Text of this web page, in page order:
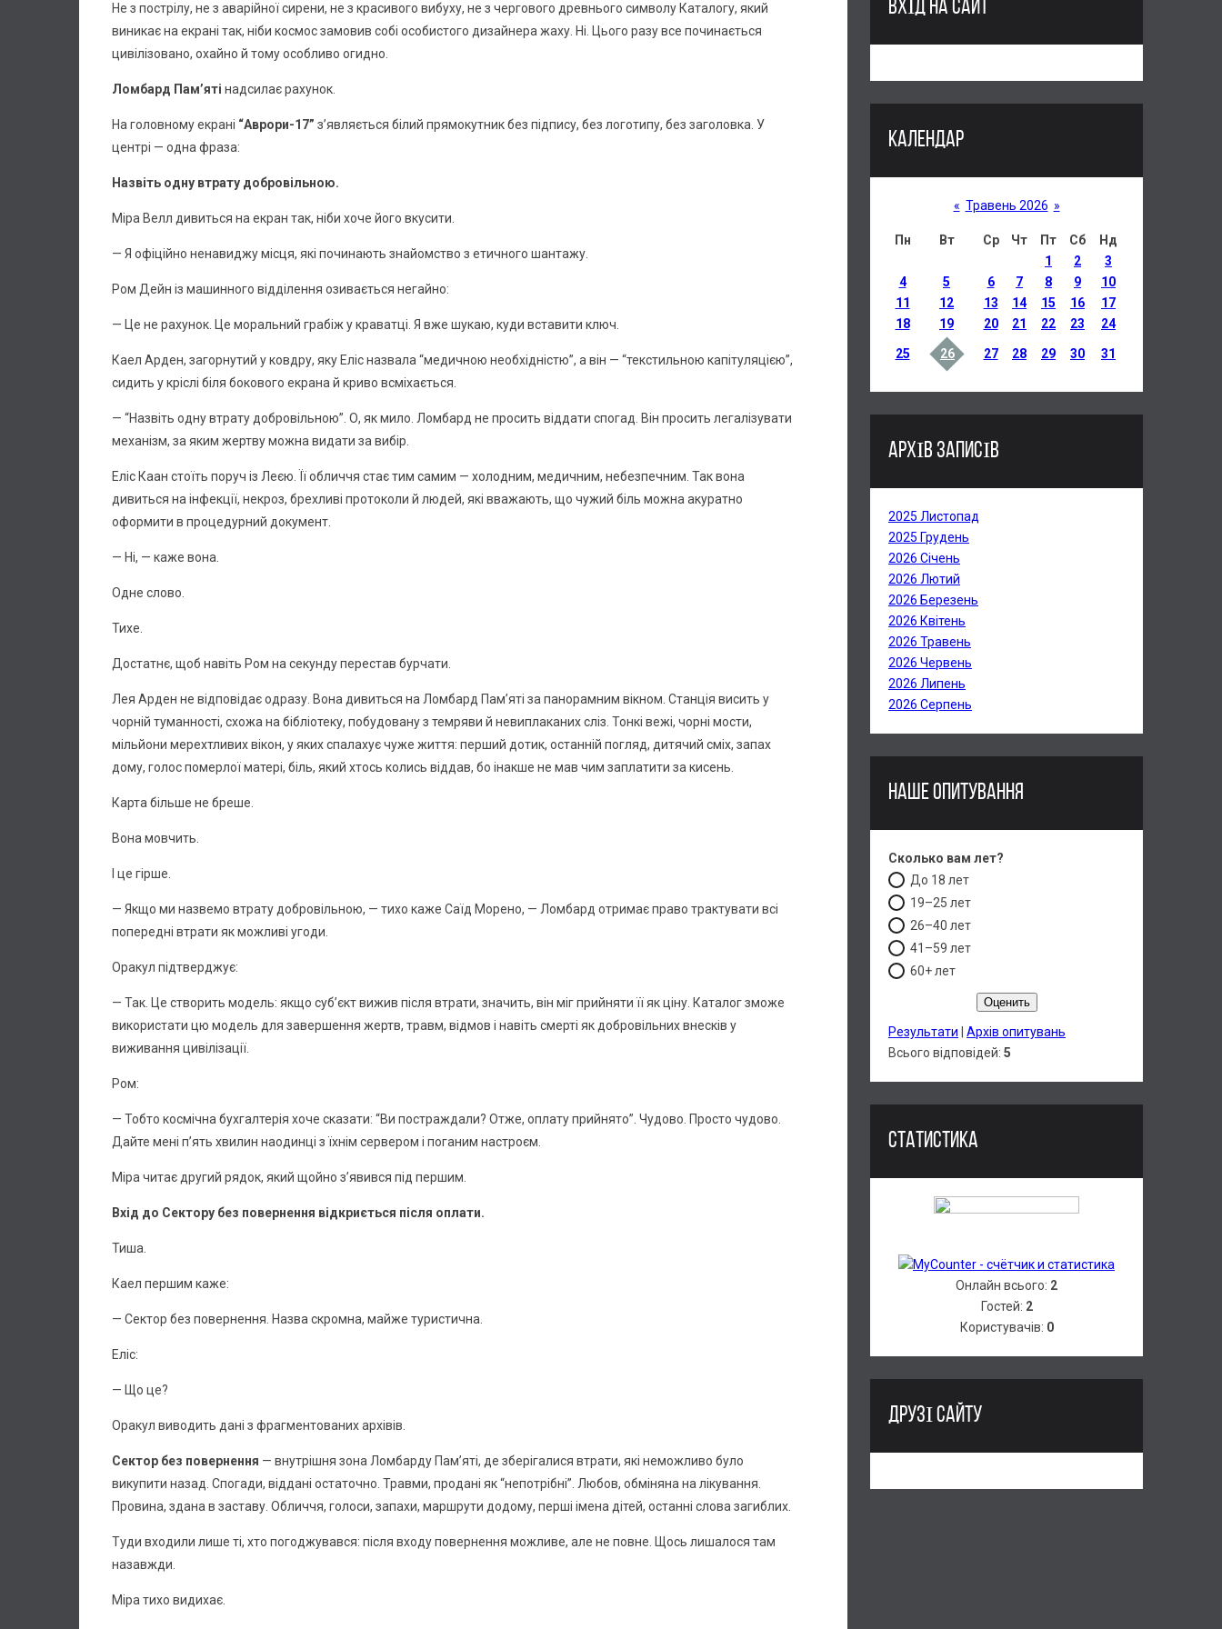
Не з пострілу, не з аварійної сирени, не з красивого вибуху, не з чергового древнього символу Каталогу, який
виникає на екрані так, ніби космос замовив собі особистого дизайнера жаху. Ні. Цього разу все починається
цивілізовано, охайно й тому особливо огидно.
Ломбард Пам’яті надсилає рахунок.
На головному екрані “Аврори-17” з’являється білий прямокутник без підпису, без логотипу, без заголовка. У
центрі — одна фраза:
Назвіть одну втрату добровільною.
Міра Велл дивиться на екран так, ніби хоче його вкусити.
— Я офіційно ненавиджу місця, які починають знайомство з етичного шантажу.
Ром Дейн із машинного відділення озивається негайно:
— Це не рахунок. Це моральний грабіж у краватці. Я вже шукаю, куди вставити ключ.
Каел Арден, загорнутий у ковдру, яку Еліс назвала “медичною необхідністю”, а він — “текстильною капітуляцією”,
сидить у кріслі біля бокового екрана й криво всміхається.
— “Назвіть одну втрату добровільною”. О, як мило. Ломбард не просить віддати спогад. Він просить легалізувати
механізм, за яким жертву можна видати за вибір.
Еліс Каан стоїть поруч із Леєю. Її обличчя стає тим самим — холодним, медичним, небезпечним. Так вона
дивиться на інфекції, некроз, брехливі протоколи й людей, які вважають, що чужий біль можна акуратно
оформити в процедурний документ.
— Ні, — каже вона.
Одне слово.
Тихе.
Достатнє, щоб навіть Ром на секунду перестав бурчати.
Лея Арден не відповідає одразу. Вона дивиться на Ломбард Пам’яті за панорамним вікном. Станція висить у
чорній туманності, схожа на бібліотеку, побудовану з темряви й невиплаканих сліз. Тонкі вежі, чорні мости,
мільйони мерехтливих вікон, у яких спалахує чуже життя: перший дотик, останній погляд, дитячий сміх, запах
дому, голос померлої матері, біль, який хтось колись віддав, бо інакше не мав чим заплатити за кисень.
Карта більше не бреше.
Вона мовчить.
І це гірше.
— Якщо ми назвемо втрату добровільною, — тихо каже Саїд Морено, — Ломбард отримає право трактувати всі
попередні втрати як можливі угоди.
Оракул підтверджує:
— Так. Це створить модель: якщо суб’єкт вижив після втрати, значить, він міг прийняти її як ціну. Каталог зможе
використати цю модель для завершення жертв, травм, відмов і навіть смерті як добровільних внесків у
виживання цивілізації.
Ром:
— Тобто космічна бухгалтерія хоче сказати: “Ви постраждали? Отже, оплату прийнято”. Чудово. Просто чудово.
Дайте мені п’ять хвилин наодинці з їхнім сервером і поганим настроєм.
Міра читає другий рядок, який щойно з’явився під першим.
Вхід до Сектору без повернення відкриється після оплати.
Тиша.
Каел першим каже:
— Сектор без повернення. Назва скромна, майже туристична.
Еліс:
— Що це?
Оракул виводить дані з фрагментованих архівів.
Сектор без повернення — внутрішня зона Ломбарду Пам’яті, де зберігалися втрати, які неможливо було
викупити назад. Спогади, віддані остаточно. Травми, продані як “непотрібні”. Любов, обміняна на лікування.
Провина, здана в заставу. Обличчя, голоси, запахи, маршрути додому, перші імена дітей, останні слова загиблих.
Туди входили лише ті, хто погоджувався: після входу повернення можливе, але не повне. Щось лишалося там
назавжди.
Міра тихо видихає.
ВХІД НА САЙТ
КАЛЕНДАР
« Травень 2026 »
Пн Вт Ср Чт Пт Сб
Нд
1
2
3
4
5 6 7 8 9
10
11
12 13 14 15 16
17
18
19 20 21 22 23 24
25 26 27 28 29 30 31
АРХІВ ЗАПИСІВ
2025 Листопад
2025 Грудень
2026 Січень
2026 Лютий
2026 Березень
2026 Квітень
2026 Травень
2026 Червень
2026 Липень
2026 Серпень
НАШЕ ОПИТУВАННЯ
Сколько вам лет?
До 18 лет
19–25 лет
26–40 лет
41–59 лет
60+ лет
Результати
Архів опитувань
Всього відповідей: 5
СТАТИСТИКА
Онлайн всього: 2
Гостей: 2
Користувачів: 0
ДРУЗІ САЙТУ